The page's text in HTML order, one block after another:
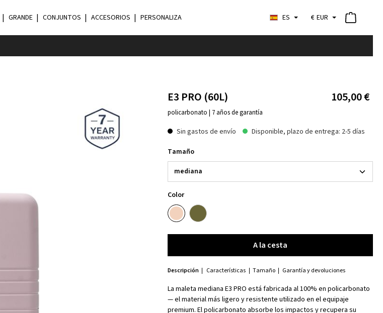
GRANDE CONJUNTOS ACCESORIOS PERSONALIZA ES € EUR
E3 PRO (60L)
policarbonato | 7 años de garantía
105,00 €
Sin gastos de envío
Disponible, plazo de entrega: 2-5 días
Tamaño
Color
A la cesta
A la cesta
Descripción
La maleta mediana E3 PRO está fabricada al 100% en policarbonato
— el material más ligero y resistente utilizado en el equipaje
premium. El policarbonato absorbe los impactos y recupera su
Características Tamaño Garantía y devoluciones